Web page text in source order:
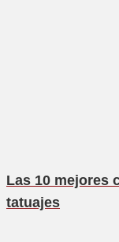
Las 10 mejores
tatuajes